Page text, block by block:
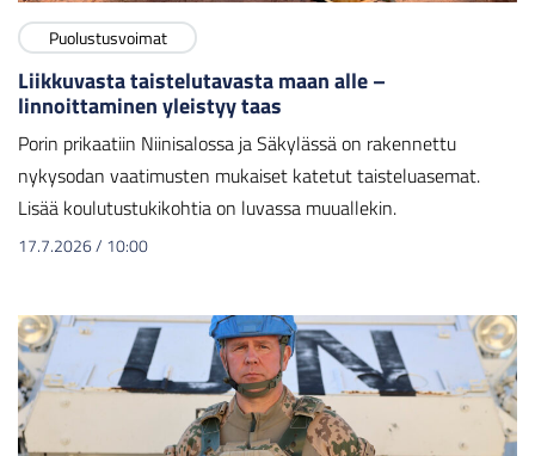
Puolustusvoimat
Liikkuvasta taistelutavasta maan alle –
linnoittaminen yleistyy taas
Porin prikaatiin Niinisalossa ja Säkylässä on rakennettu
nykysodan vaatimusten mukaiset katetut taisteluasemat.
Lisää koulutustukikohtia on luvassa muuallekin.
17.7.2026/ 10:00